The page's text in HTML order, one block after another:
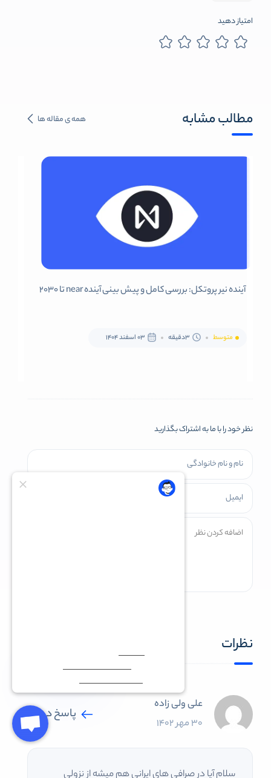
امتیاز دهید
مطالب مشابه همه ی مقاله ها
آینده نیر پروتکل: بررسی کامل و پیش بینی آینده near تا 2030
متوسط 3دقیقه 03 اسفند 1404
نظر خود را با ما به اشتراک بگذارید
نظرات
علی ولی زاده‌
30 مهر 1402
پاسخ دهید
سلام آیا در صرافی های ایرانی هم میشه از نزولي